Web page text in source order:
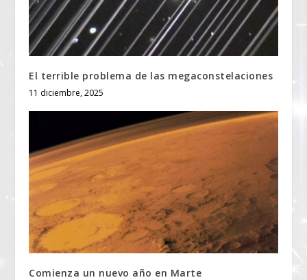
El terrible problema de las megaconstelaciones
11 diciembre, 2025
Comienza un nuevo año en Marte